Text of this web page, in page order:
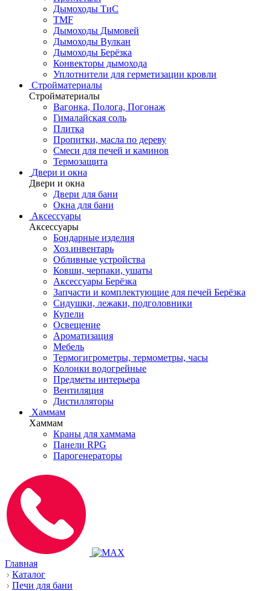
Дымоходы ТиС
TMF
Дымоходы Дымовей
Дымоходы Вулкан
Дымоходы Берёзка
Конвекторы дымохода
Уплотнители для герметизации кровли
Стройматериалы
Стройматериалы
Вагонка, Полога, Погонаж
Гималайская соль
Плитка
Пропитки, масла по дереву
Смеси для печей и каминов
Термозащита
Двери и окна
Двери и окна
Двери для бани
Окна для бани
Аксессуары
Аксессуары
Бондарные изделия
Хоз.инвентарь
Обливные устройства
Ковши, черпаки, ушаты
Аксессуары Берёзка
Запчасти и комплектующие для печей Берёзка
Сидушки, лежаки, подголовники
Купели
Освещение
Ароматизация
Мебель
Термогигрометры, термометры, часы
Колонки водогрейные
Предметы интерьера
Вентиляция
Дистилляторы
Хаммам
Хаммам
Краны для хаммама
Панели RPG
Парогенераторы
Главная
Каталог
Печи для бани